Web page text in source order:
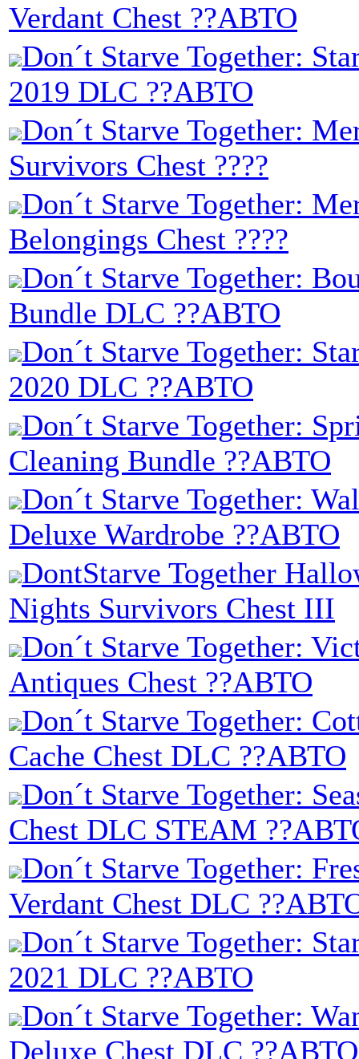
Verdant Chest ??АВТО
Don´t Starve Together:
2019 DLC ??АВТО
Don´t Starve Together:
Survivors Chest ????
Don´t Starve Together:
Belongings Chest ????
Don´t Starve Together:
Bundle DLC ??АВТО
Don´t Starve Together:
2020 DLC ??АВТО
Don´t Starve Together:
Cleaning Bundle ??АВТО
Don´t Starve Together:
Deluxe Wardrobe ??АВТО
DontStarve Together
Nights Survivors Chest III
Don´t Starve Together:
Antiques Chest ??АВТО
Don´t Starve Together:
Cache Chest DLC ??АВТО
Don´t Starve Together:
Chest DLC STEAM
Don´t Starve Together:
Verdant Chest DLC
Don´t Starve Together:
2021 DLC ??АВТО
Don´t Starve Together:
Deluxe Chest DLC ??АВТО